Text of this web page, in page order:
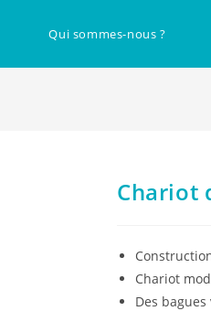
Qui sommes-nous ?
Chariot
Chariot
Des